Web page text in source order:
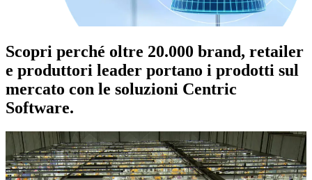
Scopri perché oltre 20.000 brand, retailer
e produttori leader portano i prodotti sul
mercato con le soluzioni Centric
Software.